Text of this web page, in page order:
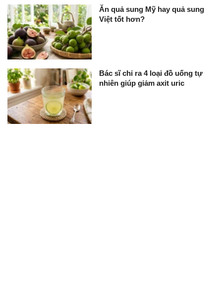
Ăn quả sung Mỹ hay quả sung
Việt tốt hơn?
Bác sĩ chỉ ra 4 loại đồ uống tự
nhiên giúp giảm axit uric